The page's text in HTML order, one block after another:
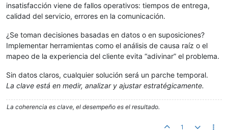
insatisfacción viene de fallos operativos: tiempos de entrega,
calidad del servicio, errores en la comunicación.
¿Se toman decisiones basadas en datos o en suposiciones?
Implementar herramientas como el análisis de causa raíz o el
mapeo de la experiencia del cliente evita “adivinar” el problema.
Sin datos claros, cualquier solución será un parche temporal.
La clave está en medir, analizar y ajustar estratégicamente.
La coherencia es clave, el desempeño es el resultado.
1